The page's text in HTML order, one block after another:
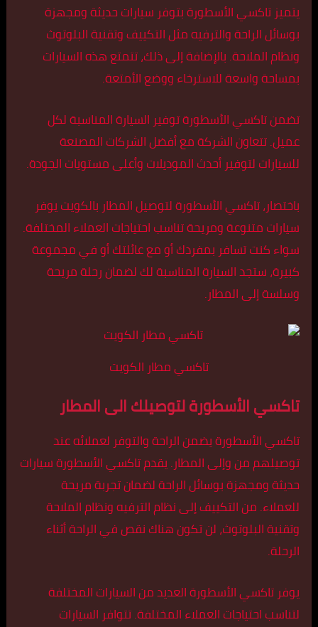
يتميز تاكسي الأسطورة بتوفر سيارات حديثة ومجهزة
بوسائل الراحة والترفيه مثل التكييف وتقنية البلوتوث
ونظام الملاحة. بالإضافة إلى ذلك، تتمتع هذه السيارات
بمساحة واسعة للاسترخاء ووضع الأمتعة.
تضمن تاكسي الأسطورة توفير السيارة المناسبة لكل
عميل. تتعاون الشركة مع أفضل الشركات المصنعة
للسيارات لتوفير أحدث الموديلات وأعلى مستويات الجودة.
باختصار، تاكسي الأسطورة لتوصيل المطار بالكويت يوفر
سيارات متنوعة ومريحة تناسب احتياجات العملاء المختلفة.
سواء كنت تسافر بمفردك أو مع عائلتك أو في مجموعة
كبيرة، ستجد السيارة المناسبة لك لضمان رحلة مريحة
وسلسة إلى المطار.
تاكسي مطار الكويت
تاكسي الأسطورة لتوصيلك الى المطار
تاكسي الأسطورة يضمن الراحة والتوفر لعملائه عند
توصيلهم من وإلى المطار. يقدم تاكسي الأسطورة سيارات
حديثة ومجهزة بوسائل الراحة لضمان تجربة مريحة
للعملاء. من التكييف إلى نظام الترفيه ونظام الملاحة
وتقنية البلوتوث، لن تكون هناك نقص في الراحة أثناء
الرحلة.
يوفر تاكسي الأسطورة العديد من السيارات المختلفة
لتناسب احتياجات العملاء المختلفة. تتوافر السيارات